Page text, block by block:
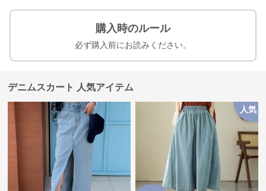
購入時のルール
必ず購入前にお読みください。
デニムスカート 人気アイテム
人気